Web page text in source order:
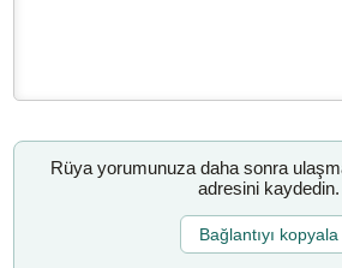
Rüya yorumunuza daha sonra
adresini kaydedin.
Bağlantıyı kopyala